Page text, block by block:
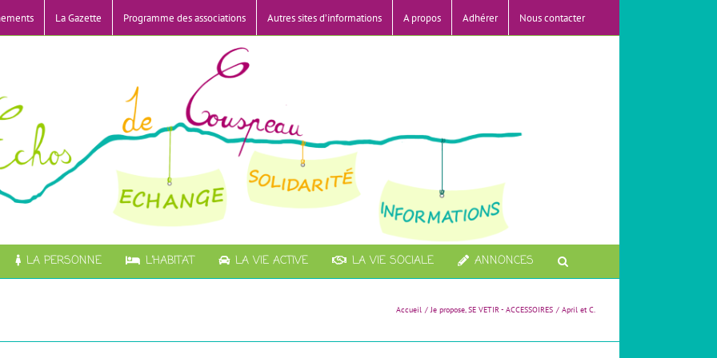
La Gazette Programme des associations Autres sites d’informations A propos Adhérer Nous contacter
LA PERSONNE L’HABITAT LA VIE ACTIVE LA VIE SOCIALE ANNONCES
Accueil Je propose SE VETIR - ACCESSOIRES April et C.